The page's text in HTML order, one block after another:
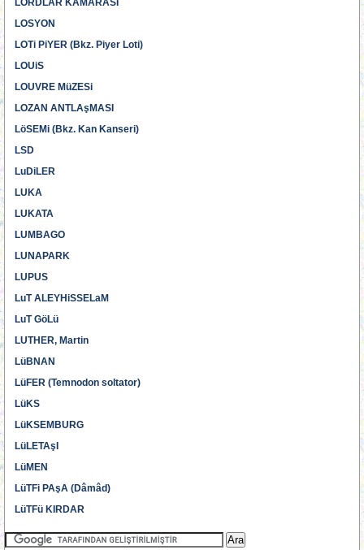
LORDLAR KAMARASI
LOSYON
LOTi PiYER (Bkz. Piyer Loti)
LOUiS
LOUVRE MüZESi
LOZAN ANTLAşMASI
LöSEMi (Bkz. Kan Kanseri)
LSD
LuDiLER
LUKA
LUKATA
LUMBAGO
LUNAPARK
LUPUS
LuT ALEYHiSSELaM
LuT GöLü
LUTHER, Martin
LüBNAN
LüFER (Temnodon soltator)
LüKS
LüKSEMBURG
LüLETAşI
LüMEN
LüTFi PAşA (Dâmâd)
LüTFü KIRDAR